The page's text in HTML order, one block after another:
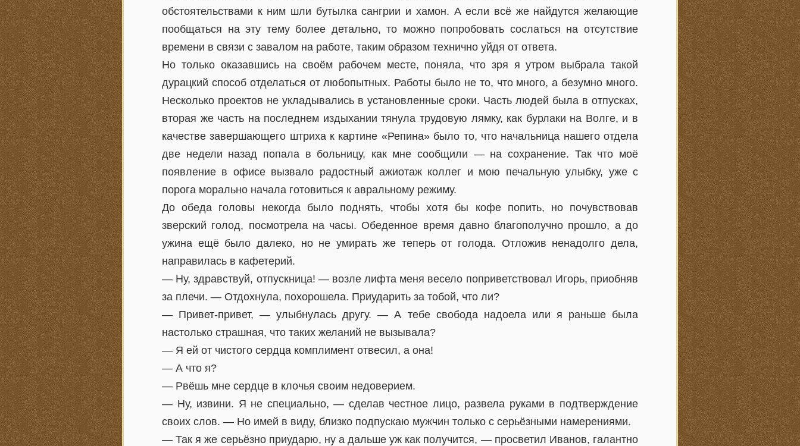
обстоятельствами к ним шли бутылка сангрии и хамон. А если всё же найдутся желающие
пообщаться на эту тему более детально, то можно попробовать сослаться на отсутствие
времени в связи с завалом на работе, таким образом технично уйдя от ответа.
Но только оказавшись на своём рабочем месте, поняла, что зря я утром выбрала такой
дурацкий способ отделаться от любопытных. Работы было не то, что много, а безумно много.
Несколько проектов не укладывались в установленные сроки. Часть людей была в отпусках,
вторая же часть на последнем издыхании тянула трудовую лямку, как бурлаки на Волге, и в
качестве завершающего штриха к картине «Репина» было то, что начальница нашего отдела
две недели назад попала в больницу, как мне сообщили — на сохранение. Так что моё
появление в офисе вызвало радостный ажиотаж коллег и мою печальную улыбку, уже с
порога морально начала готовиться к авральному режиму.
До обеда головы некогда было поднять, чтобы хотя бы кофе попить, но почувствовав
зверский голод, посмотрела на часы. Обеденное время давно благополучно прошло, а до
ужина ещё было далеко, но не умирать же теперь от голода. Отложив ненадолго дела,
направилась в кафетерий.
— Ну, здравствуй, отпускница! — возле лифта меня весело поприветствовал Игорь, приобняв
за плечи. — Отдохнула, похорошела. Приударить за тобой, что ли?
— Привет-привет, — улыбнулась другу. — А тебе свобода надоела или я раньше была
настолько страшная, что таких желаний не вызывала?
— Я ей от чистого сердца комплимент отвесил, а она!
— А что я?
— Рвёшь мне сердце в клочья своим недоверием.
— Ну, извини. Я не специально, — сделав честное лицо, развела руками в подтверждение
своих слов. — Но имей в виду, близко подпускаю мужчин только с серьёзными намерениями.
— Так я же серьёзно приударю, ну а дальше уж как получится, — просветил Иванов, галантно